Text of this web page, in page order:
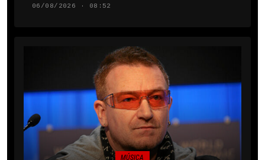
06/08/2026 · 08:52
MÚSICA